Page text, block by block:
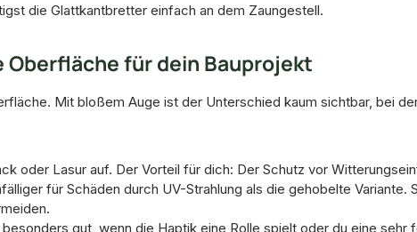
die Glattkantbretter einfach an dem Zaungestell.
für dein Bauprojekt
Mit bloßem Auge ist der Unterschied kaum sichtbar, bei
oder Lasur auf. Der Vorteil für dich: Der Schutz vor
für Schäden durch UV-Strahlung als die gehobelte Variante.
gut, wenn die Haptik eine Rolle spielt oder du eine sehr